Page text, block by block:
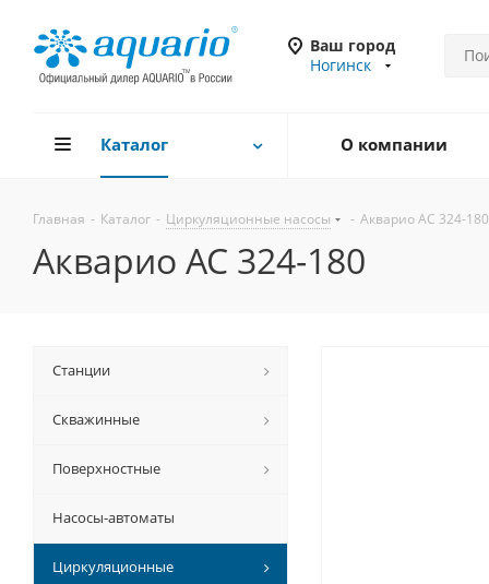
Ваш город
Ногинск
Каталог О компании
Главная - Каталог - Циркуляционные насосы - Акварио AC 324-180
Акварио AC 324-180
Станции
Скважинные
Поверхностные
Насосы-автоматы
Циркуляционные